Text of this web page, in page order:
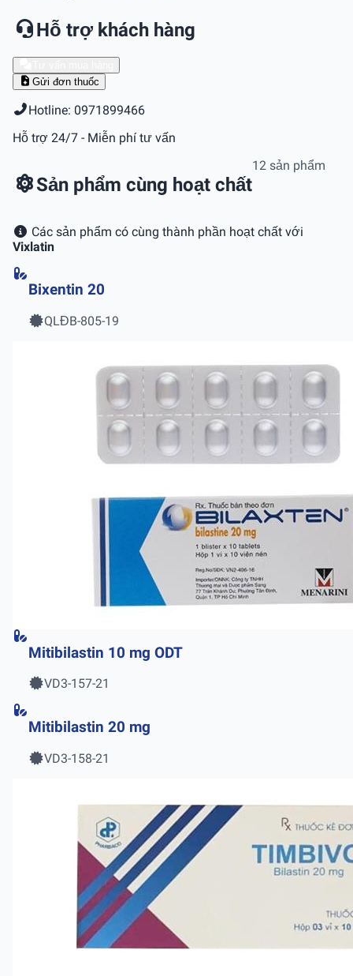
Hỗ trợ khách hàng
Gửi đơn thuốc
Hotline: 0971899466
Hỗ trợ 24/7 - Miễn phí tư vấn
Sản phẩm cùng hoạt chất
12 sản phẩm
Các sản phẩm có cùng thành phần hoạt chất với
Vixlatin
Bixentin 20
QLĐB-805-19
Mitibilastin 10 mg ODT
VD3-157-21
Mitibilastin 20 mg
VD3-158-21